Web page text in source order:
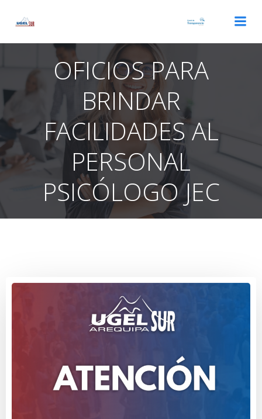
OFICIOS PARA
BRINDAR
FACILIDADES AL
PERSONAL
PSICÓLOGO JEC